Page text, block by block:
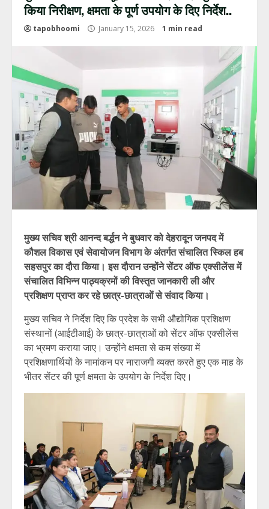
किया निरीक्षण, क्षमता के पूर्ण उपयोग के दिए निर्देश..
tapobhoomi January 15, 2026 1 min read
मुख्य सचिव श्री आनन्द बर्द्धन ने बुधवार को देहरादून जनपद में
कौशल विकास एवं सेवायोजन विभाग के अंतर्गत संचालित स्किल हब
सहसपुर का दौरा किया। इस दौरान उन्होंने सेंटर ऑफ एक्सीलेंस में
संचालित विभिन्न पाठ्यक्रमों की विस्तृत जानकारी ली और
प्रशिक्षण प्राप्त कर रहे छात्र-छात्राओं से संवाद किया।
मुख्य सचिव ने निर्देश दिए कि प्रदेश के सभी औद्योगिक प्रशिक्षण
संस्थानों (आईटीआई) के छात्र-छात्राओं को सेंटर ऑफ एक्सीलेंस
का भ्रमण कराया जाए। उन्होंने क्षमता से कम संख्या में
प्रशिक्षणार्थियों के नामांकन पर नाराजगी व्यक्त करते हुए एक माह के
भीतर सेंटर की पूर्ण क्षमता के उपयोग के निर्देश दिए।